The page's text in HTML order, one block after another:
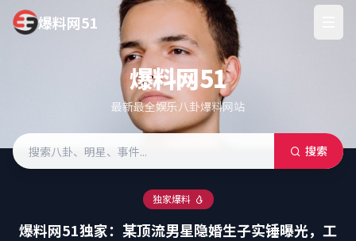
爆料网51
爆料网51
最新最全娱乐八卦爆料网站
搜索
独家爆料
爆料网51独家：某顶流男星隐婚生子实锤曝光，工